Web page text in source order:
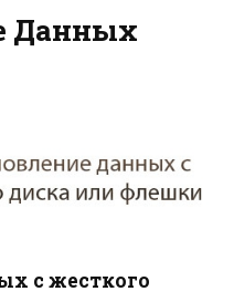
Данных
с жесткого